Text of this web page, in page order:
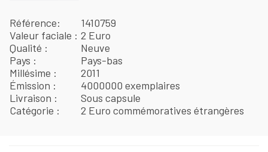
Référence
1410759
Valeur faciale
2 Euro
Qualité
Neuve
Pays
Pays-bas
Millésime
2011
Émission
4000000 exemplaires
Livraison
Sous capsule
Catégorie
2 Euro commémoratives étrangères